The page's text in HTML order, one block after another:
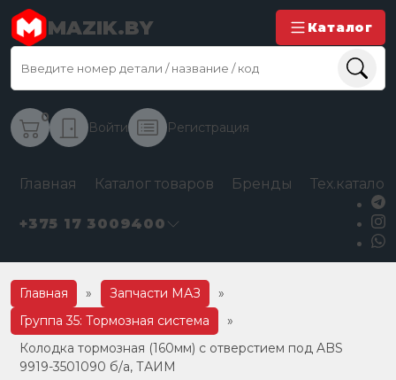
MAZIK.BY Каталог
0
Войти Регистрация
Главная Каталог товаров Бренды
+375 17 3009400
Главная » Запчасти МАЗ
»
Группа 35: Тормозная система
»
Колодка тормозная (160мм) с отверстием под ABS
9919-3501090 б/а, ТАИМ